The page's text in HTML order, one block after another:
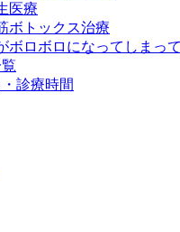
医療
ボトックス治療
ボロボロになってしまっ
診療時間